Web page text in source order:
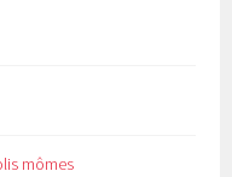
mômes